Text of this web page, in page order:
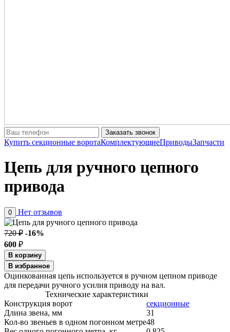
Заказать звонок
Купить секционные воротаКомплектующиеПриводыЗапчасти
Цепь для ручного цепного
привода
0 Нет отзывов
720 ₽ -16%
600 ₽
В корзину
В избранное
Оцинкованная цепь используется в ручном цепном приводе
для передачи ручного усилия приводу на вал.
Технические характеристики
Конструкция ворот
секционные
Длина звена, мм
31
Кол-во звеньев в одном погонном метре48